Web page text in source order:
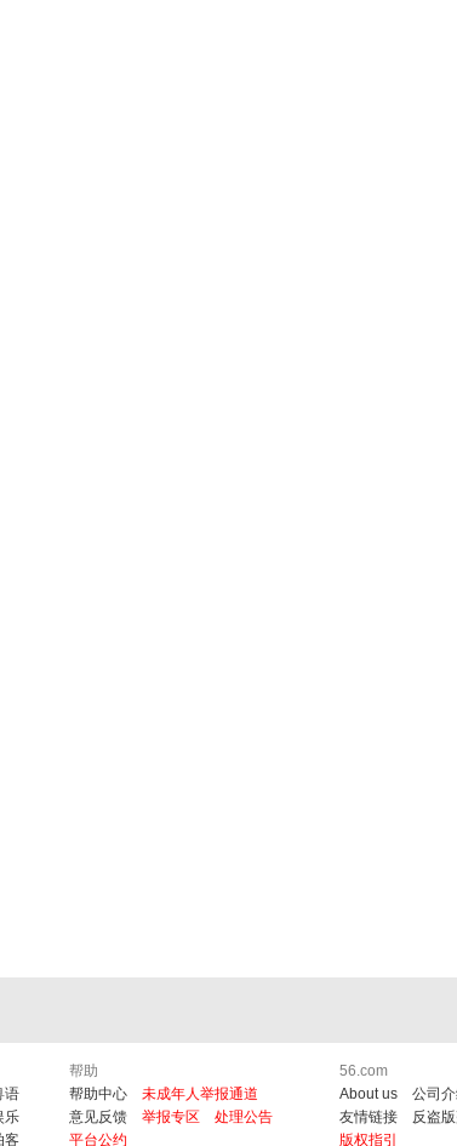
语
乐
客
帮助
帮助中心
未成年人举报通道
意见反馈
举报专区
处理公告
平台公约
56.com
About us
公司
友情链接
反盗
版权指引